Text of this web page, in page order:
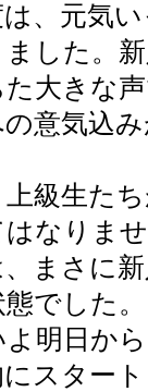
、元気
した。
た大きな
意気込
上級生た
なりま
まさに
でした。
よ明日か
スター